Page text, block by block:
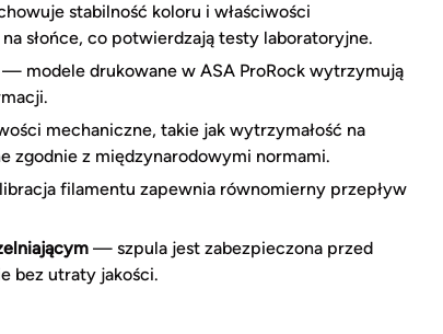
stabilność koloru i właściwości
słońce, co potwierdzają testy laboratoryjne.
— modele drukowane w ASA ProRock wytrzymują
mechaniczne, takie jak wytrzymałość na
zgodnie z międzynarodowymi normami.
filamentu zapewnia równomierny przepływ
— szpula jest zabezpieczona przed
bez utraty jakości.